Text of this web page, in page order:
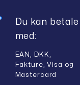
Du kan betale
med:
EAN, DKK,
Fakture, Visa og
Mastercard